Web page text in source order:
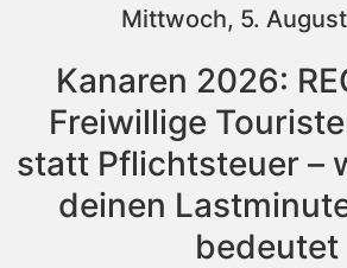
Mittwoch, 5.
Kanaren 2026:
Freiwillige
statt Pflichtsteuer –
deinen
bedeutet